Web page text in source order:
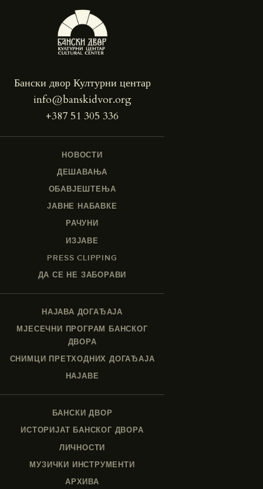
Бански двор Културни центар
info@banskidvor.org
+387 51 305 336
НОВОСТИ
ДЕШАВАЊА
ОБАВЈЕШТЕЊА
ЈАВНЕ НАБАВКЕ
РАЧУНИ
ИЗЈАВЕ
PRESS CLIPPING
ДА СЕ НЕ ЗАБОРАВИ
НАЈАВА ДОГАЂАЈА
МЈЕСЕЧНИ ПРОГРАМ БАНСКОГ
ДВОРА
СНИМЦИ ПРЕТХОДНИХ ДОГАЂАЈА
НАЈАВЕ
БАНСКИ ДВОР
ИСТОРИЈАТ БАНСКОГ ДВОРА
ЛИЧНОСТИ
МУЗИЧКИ ИНСТРУМЕНТИ
АРХИВА